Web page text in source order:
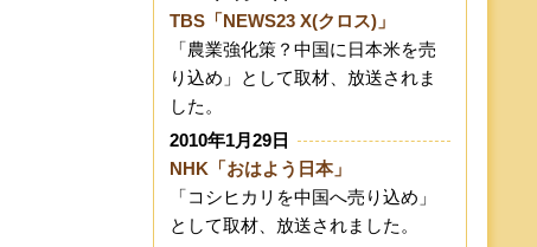
TBS「NEWS23 X(クロス)」
「農業強化策？中国に日本米を売
り込め」として取材、放送されま
した。
2010年1月29日
NHK「おはよう日本」
「コシヒカリを中国へ売り込め」
として取材、放送されました。